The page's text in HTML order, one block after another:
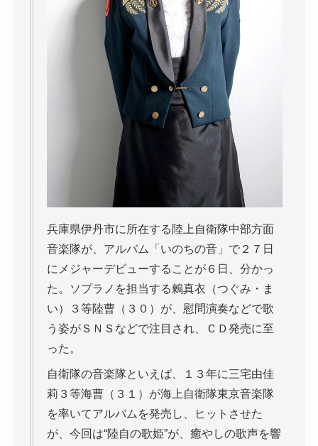
兵庫県伊丹市に所在する陸上自衛隊中部方面
音楽隊が、アルバム「いのちの音」で２７日
にメジャーデビューすることが６日、分かっ
た。ソプラノを担当する鶫真衣（つぐみ・ま
い）３等陸曹（３０）が、慰問演奏などで歌
う姿がＳＮＳなどで注目され、ＣＤ発売に至
った。
自衛隊の音楽隊といえば、１３年に三宅由佳
莉３等海曹（３１）が海上自衛隊東京音楽隊
を率いてアルバムを発売し、ヒットさせた
が、今回は“陸自の歌姫”が、癒やしの歌声を響